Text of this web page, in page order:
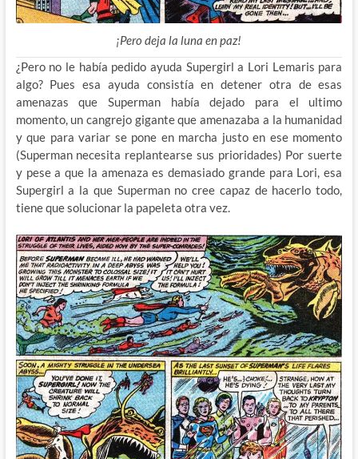
¡Pero deja la luna en paz!
¿Pero no le había pedido ayuda Supergirl a Lori Lemaris para
algo? Pues esa ayuda consistía en detener otra de esas
amenazas que Superman había dejado para el ultimo
momento, un cangrejo gigante que amenazaba a la humanidad
y que para variar se pone en marcha justo en ese momento
(Superman necesita replantearse sus prioridades) Por suerte
y pese a que la amenaza es demasiado grande para Lori, esa
Supergirl a la que Superman no cree capaz de hacerlo todo,
tiene que solucionar la papeleta otra vez.